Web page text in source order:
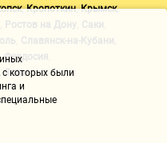
,Кропоткин,Крымск,
Ростов на Дону Саки
Славянск-на-Кубани
,Феодосия
,Ялта
с которых были
и